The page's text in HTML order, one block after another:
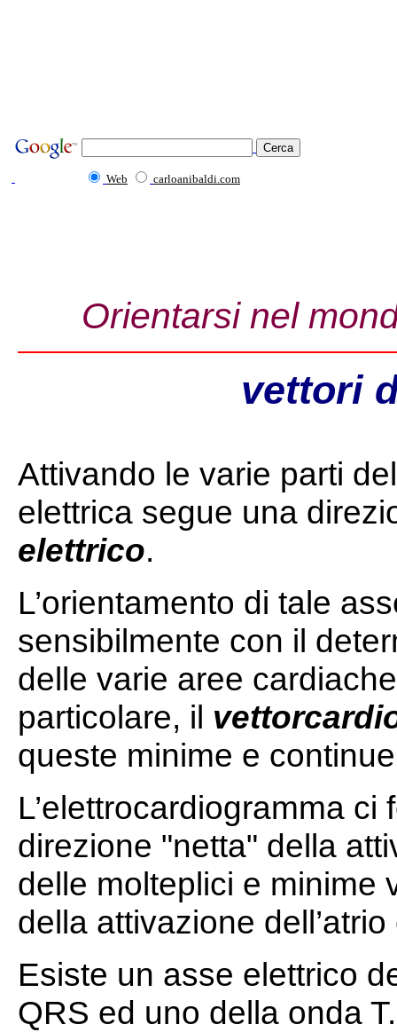
Web carloanibaldi.com
Orientarsi nel
vettori
Attivando le varie parti
elettrica segue una
elettrico.
L’orientamento di tale
sensibilmente con il
delle varie aree
particolare, il
queste minime e
L’elettrocardiogramma
direzione "netta" della
delle molteplici e minime
della attivazione
Esiste un asse elettrico
QRS ed uno della onda T.